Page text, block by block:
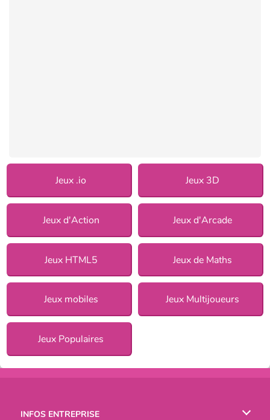
Jeux .io Jeux 3D
Jeux d'Action Jeux d'Arcade
Jeux HTML5 Jeux de Maths
Jeux mobiles Jeux Multijoueurs
Jeux Populaires
INFOS ENTREPRISE